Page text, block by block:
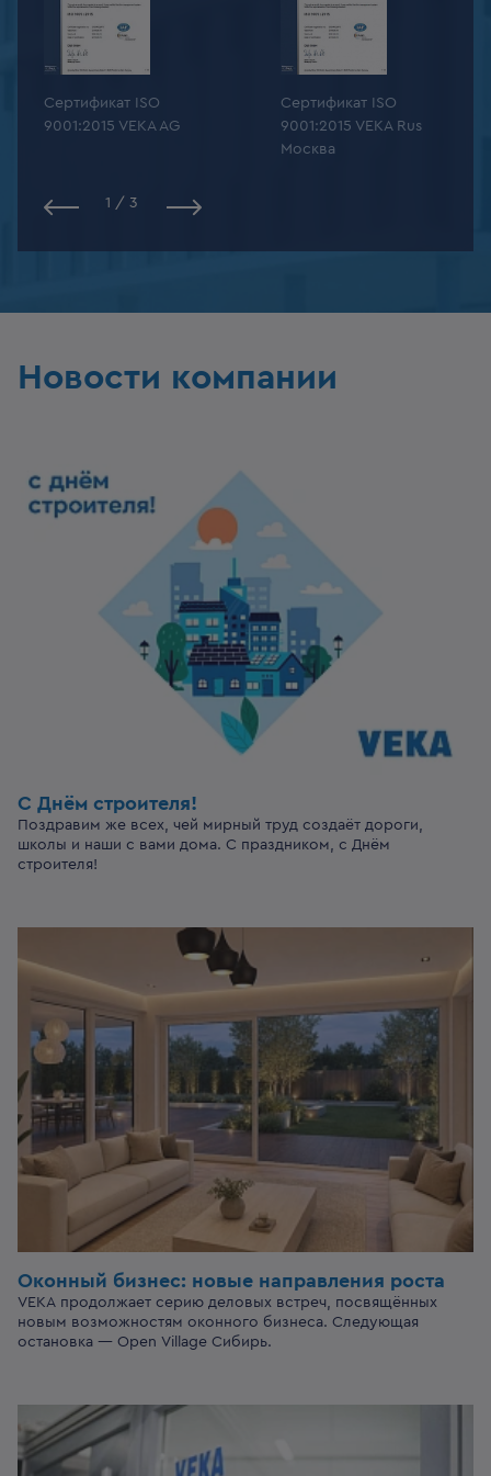
Сертификат ISO
9001:2015 VEKA AG
Сертификат ISO
9001:2015 VEKA Rus
Москва
1 / 3
Новости компании
С Днём строителя!
Поздравим же всех, чей мирный труд создаёт дороги,
школы и наши с вами дома. С праздником, с Днём
строителя!
Оконный бизнес: новые направления роста
VEKA продолжает серию деловых встреч, посвящённых
новым возможностям оконного бизнеса. Следующая
остановка — Open Village Сибирь.